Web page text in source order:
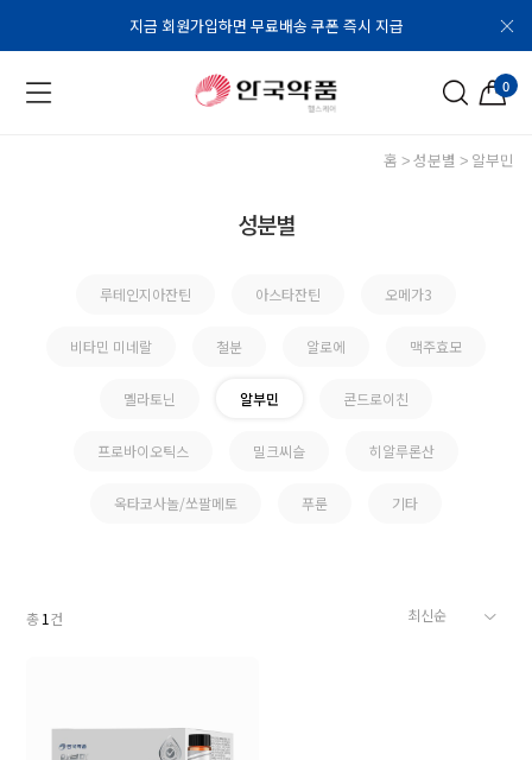
지금 회원가입하면 무료배송 쿠폰 즉시 지급
0
홈 성분별 알부민
성분별
루테인지아잔틴 아스타잔틴 오메가3
비타민 미네랄 철분 알로에 맥주효모
멜라토닌 알부민 콘드로이친
프로바이오틱스 밀크씨슬 히알루론산
옥타코사놀/쏘팔메토 푸룬 기타
총1 건